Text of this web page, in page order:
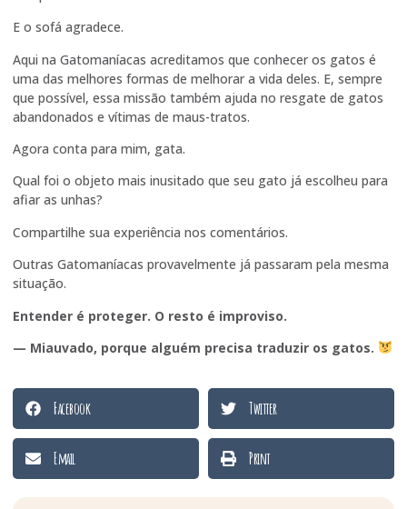
E o sofá agradece.
Aqui na Gatomaníacas acreditamos que conhecer os gatos é
uma das melhores formas de melhorar a vida deles. E, sempre
que possível, essa missão também ajuda no resgate de gatos
abandonados e vítimas de maus-tratos.
Agora conta para mim, gata.
Qual foi o objeto mais inusitado que seu gato já escolheu para
afiar as unhas?
Compartilhe sua experiência nos comentários.
Outras Gatomaníacas provavelmente já passaram pela mesma
situação.
Entender é proteger. O resto é improviso.
— Miauvado, porque alguém precisa traduzir os gatos.
Facebook Twitter
Email Print